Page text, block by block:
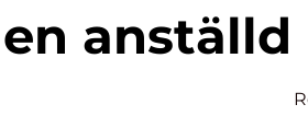
en anställd